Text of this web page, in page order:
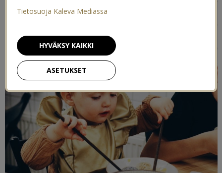
Tietosuoja Kaleva Mediassa
ASETUKSET
HYVÄKSY KAIKKI